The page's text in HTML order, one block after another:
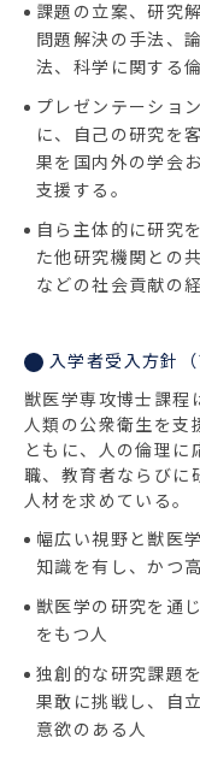
課題の立案、研究
問題解決の手法、
法、科学に関する
プレゼンテーショ
に、自己の研究を
果を国内外の学会
支援する。
自ら主体的に研究
た他研究機関との
などの社会貢献の
入学者受入方針
獣医学専攻博士課程
人類の公衆衛生を支
ともに、人の倫理
職、教育者ならびに
人材を求めている。
幅広い視野と獣医
知識を有し、かつ
獣医学の研究を通
をもつ人
独創的な研究課題
果敢に挑戦し、自
意欲のある人